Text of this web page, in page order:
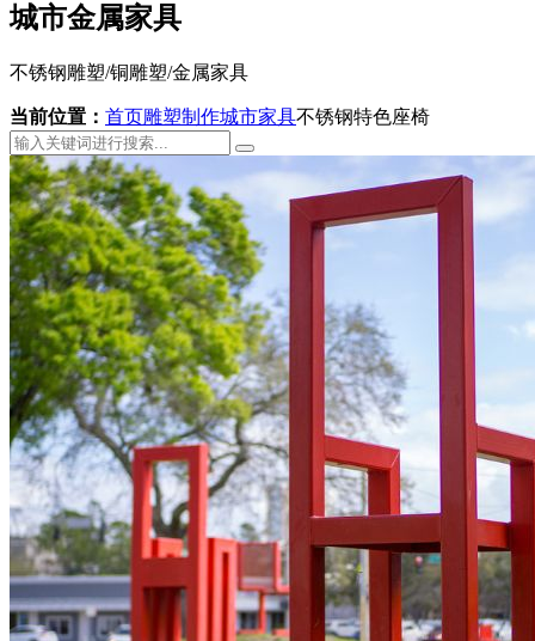
城市金属家具
不锈钢雕塑/铜雕塑/金属家具
当前位置： 首页雕塑制作城市家具不锈钢特色座椅